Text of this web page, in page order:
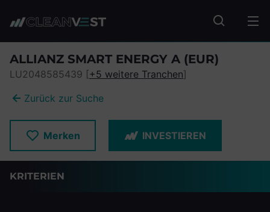
Fonds
ALLIANZ SMART ENERGY A (EUR)
LU2048585439 [+5 weitere Tranchen]
Zurück zur Suche
Merken INVESTIEREN
KRITERIEN